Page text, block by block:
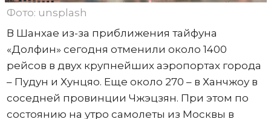
Фото: unsplash
В Шанхае из-за приближения тайфуна
«Долфин» сегодня отменили около 1400
рейсов в двух крупнейших аэропортах города
– Пудун и Хунцяо. Еще около 270 – в Ханчжоу в
соседней провинции Чжэцзян. При этом по
состоянию на утро самолеты из Москвы в